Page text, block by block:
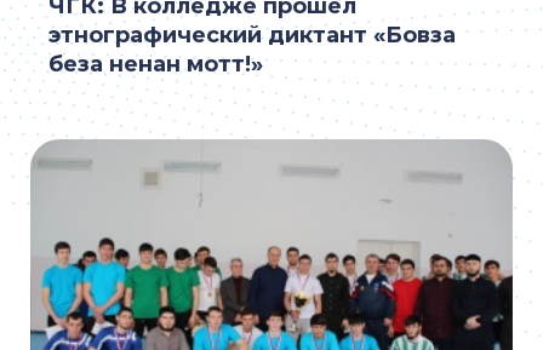
ЧГК: В колледже прошел
этнографический диктант «Бовза
беза ненан мотт!»